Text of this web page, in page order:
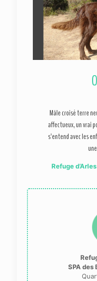
Mâle croisé terre
affectueux, un vrai
s’entend avec les
Refuge
SPA des